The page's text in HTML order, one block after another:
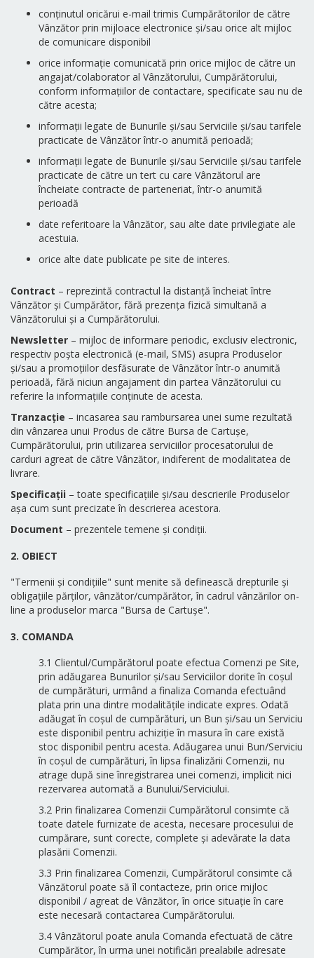
conținutul oricărui e-mail trimis Cumpărătorilor de către
Vânzător prin mijloace electronice și/sau orice alt mijloc
de comunicare disponibil
orice informație comunicată prin orice mijloc de către un
angajat/colaborator al Vânzătorului, Cumpărătorului,
conform informațiilor de contactare, specificate sau nu de
către acesta;
informații legate de Bunurile și/sau Serviciile și/sau tarifele
practicate de Vânzător într-o anumită perioadă;
informații legate de Bunurile și/sau Serviciile și/sau tarifele
practicate de către un tert cu care Vânzătorul are
încheiate contracte de parteneriat, într-o anumită
perioadă
date referitoare la Vânzător, sau alte date privilegiate ale
acestuia.
orice alte date publicate pe site de interes.
Contract – reprezintă contractul la distanță încheiat între
Vânzător și Cumpărător, fără prezența fizică simultană a
Vânzătorului și a Cumpărătorului.
Newsletter – mijloc de informare periodic, exclusiv electronic,
respectiv poșta electronică (e-mail, SMS) asupra Produselor
și/sau a promoțiilor desfăsurate de Vânzător într-o anumită
perioadă, fără niciun angajament din partea Vânzătorului cu
referire la informațiile conținute de acesta.
Tranzacție – incasarea sau rambursarea unei sume rezultată
din vânzarea unui Produs de către Bursa de Cartușe,
Cumpărătorului, prin utilizarea serviciilor procesatorului de
carduri agreat de către Vânzător, indiferent de modalitatea de
livrare.
Specificații – toate specificațiile și/sau descrierile Produselor
așa cum sunt precizate în descrierea acestora.
Document – prezentele temene și condiții.
2. OBIECT
"Termenii și condițiile" sunt menite să definească drepturile și
obligațiile părților, vânzător/cumpărător, în cadrul vânzărilor on-
line a produselor marca "Bursa de Cartușe".
3. COMANDA
3.1 Clientul/Cumpărătorul poate efectua Comenzi pe Site,
prin adăugarea Bunurilor și/sau Serviciilor dorite în coșul
de cumpărături, urmând a finaliza Comanda efectuând
plata prin una dintre modalitățile indicate expres. Odată
adăugat în coșul de cumpărături, un Bun și/sau un Serviciu
este disponibil pentru achiziție în masura în care există
stoc disponibil pentru acesta. Adăugarea unui Bun/Serviciu
în coșul de cumpărături, în lipsa finalizării Comenzii, nu
atrage după sine înregistrarea unei comenzi, implicit nici
rezervarea automată a Bunului/Serviciului.
3.2 Prin finalizarea Comenzii Cumpărătorul consimte că
toate datele furnizate de acesta, necesare procesului de
cumpărare, sunt corecte, complete și adevărate la data
plasării Comenzii.
3.3 Prin finalizarea Comenzii, Cumpărătorul consimte că
Vânzătorul poate să îl contacteze, prin orice mijloc
disponibil / agreat de Vânzător, în orice situație în care
este necesară contactarea Cumpărătorului.
3.4 Vânzătorul poate anula Comanda efectuată de către
Cumpărător, în urma unei notificări prealabile adresate